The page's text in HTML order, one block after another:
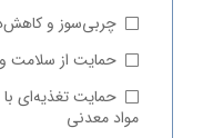
چربی‌سوز و
حمایت از سلامت
حمایت تغذیه‌ای با
مواد معدنی